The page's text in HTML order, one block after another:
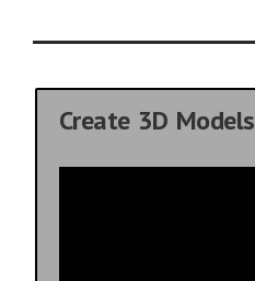
Create 3D Models